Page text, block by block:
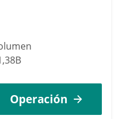
Operación